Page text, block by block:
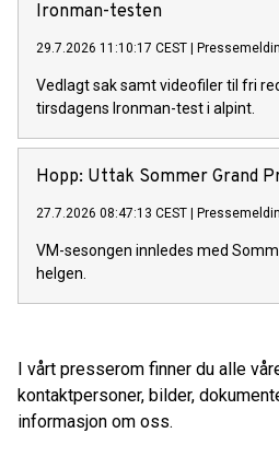
Ironman-testen
29.7.2026 11:10:17 CEST
Vedlagt sak samt videofiler til fri
tirsdagens Ironman-test i alpint.
Hopp: Uttak Sommer Grand
27.7.2026 08:47:13 CEST
VM-sesongen innledes med
helgen.
I vårt presserom finner du alle
kontaktpersoner, bilder,
informasjon om oss.